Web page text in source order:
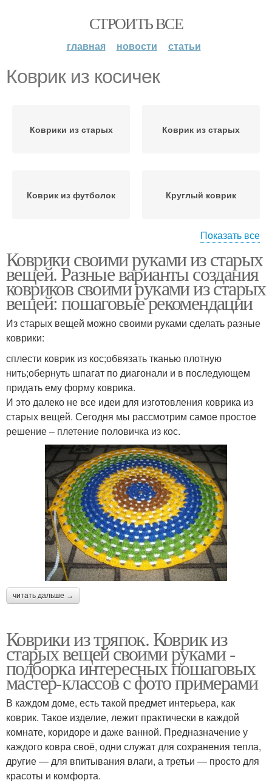
СТРОИТЬ ВСЕ
главная новости статьи
Коврик из косичек
Коврики из старых Коврик из старых
Коврик из футболок Круглый коврик
Коврик из старой ткани Коврик из носков
Красивые коврики Красивый коврик
Коврики из тряпок
Коврики из лоскутов Коврик из шпагата
Показать все
Коврики своими руками из старых
вещей. Разные варианты создания
ковриков своими руками из старых
вещей: пошаговые рекомендации
Из старых вещей можно своими руками сделать разные
коврики:
сплести коврик из кос;обвязать тканью плотную
нить;обернуть шпагат по диагонали и в последующем
придать ему форму коврика.
И это далеко не все идеи для изготовления коврика из
старых вещей. Сегодня мы рассмотрим самое простое
решение – плетение половичка из кос.
читать дальше →
Коврики из тряпок. Коврик из
старых вещей своими руками -
подборка интересных пошаговых
мастер-классов с фото примерами
В каждом доме, есть такой предмет интерьера, как
коврик. Такое изделие, лежит практически в каждой
комнате, коридоре и даже ванной. Предназначение у
каждого ковра своё, одни служат для сохранения тепла,
другие — для впитывания влаги, а третьи — просто для
красоты и комфорта.